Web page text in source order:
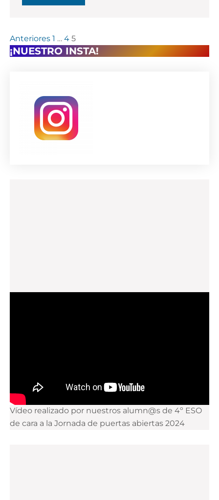
Paginación
de
Anteriores 1 … 4 5
¡NUESTRO INSTA!
Vídeo realizado por nuestros alumn@s de 4º ESO
de cara a la Jornada de puertas abiertas 2024